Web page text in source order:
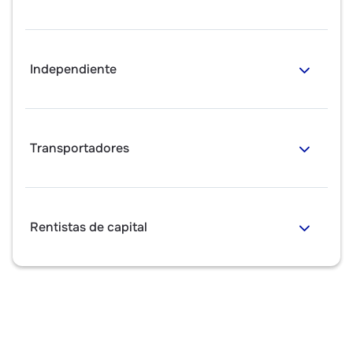
Independiente
Transportadores
Rentistas de capital